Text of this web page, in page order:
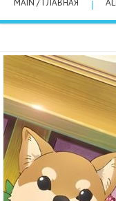
MAIN / ГЛАВНАЯ